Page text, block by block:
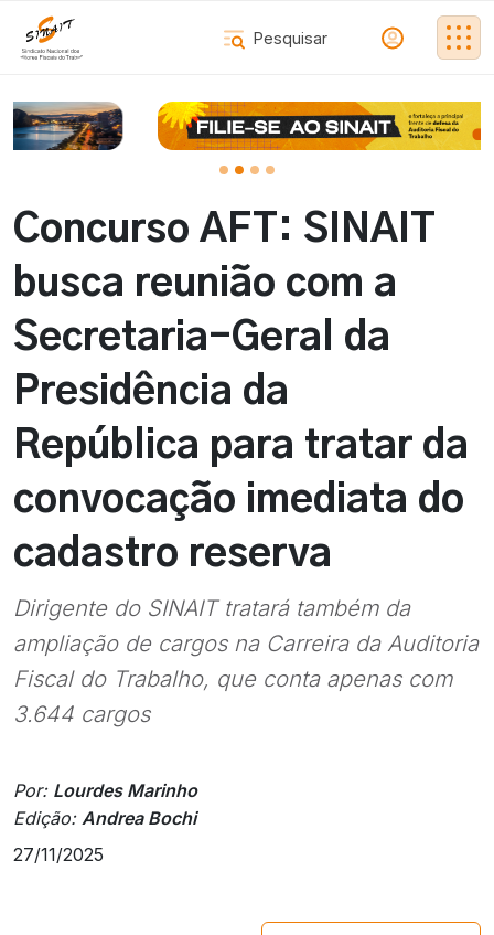
Concurso AFT: SINAIT
busca reunião com a
Secretaria-Geral da
Presidência da
República para tratar da
convocação imediata do
cadastro reserva
Dirigente do SINAIT tratará também da
ampliação de cargos na Carreira da Auditoria
Fiscal do Trabalho, que conta apenas com
3.644 cargos
Por: Lourdes Marinho
Edição: Andrea Bochi
27/11/2025